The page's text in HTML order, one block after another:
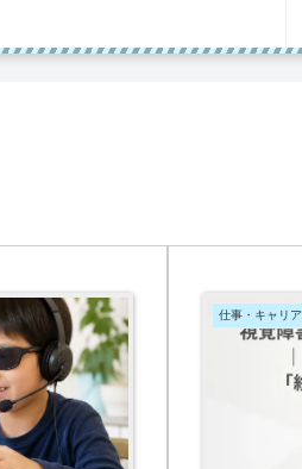
仕事・キャリア